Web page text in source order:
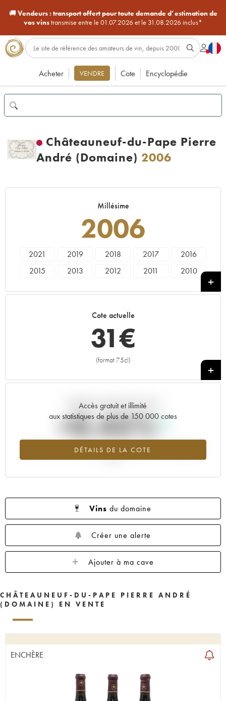
🚚Vendeurs : transport offert pour toute demande d’estimation de
vos vinstransmise entre le 01.07.2026 et le 31.08.2026 inclus*
Acheter VENDRE Cote Encyclopédie
Châteauneuf-du-Pape Pierre
André (Domaine) 2006
Millésime
2006
2021 2019 2018 2017
2016
2015
2013 2012 2011
2010
Cote actuelle
31€
(format 75cl)
+
Accès gratuit et illimité
aux statistiques de plus de 150 000 cotes
DÉTAILS DE LA COTE
Tendance actuelle de la cote
+0.45%
Tendance à la hausse du millésime 2006 en 2026 par rapport à
Vins du domaine
Créer une alerte
Ajouter à ma cave
CHÂTEAUNEUF-DU-PAPE PIERRE ANDRÉ
(DOMAINE) EN VENTE
ENCHÈRE